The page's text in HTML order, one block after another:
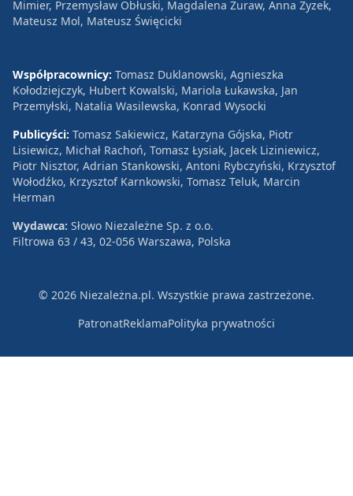
Mimier, Przemysław Obłuski, Magdalena Żuraw, Anna Zyzek,
Mateusz Mol, Mateusz Święcicki
Współpracownicy: Tomasz Duklanowski, Agnieszka
Kołodziejczyk, Hubert Kowalski, Mariola Łukawska, Jan
Przemyłski, Natalia Wasilewska, Konrad Wysocki
Publicyści: Tomasz Sakiewicz, Katarzyna Gójska, Piotr
Lisiewicz, Michał Rachoń, Tomasz Łysiak, Jacek Liziniewicz,
Piotr Nisztor, Adrian Stankowski, Antoni Rybczyński, Krzysztof
Wołodźko, Krzysztof Karnkowski, Tomasz Teluk, Marcin
Herman
Wydawca: Słowo Niezależne Sp. z o.o.
Filtrowa 63 / 43, 02-056 Warszawa, Polska
© 2026 Niezależna.pl. Wszystkie prawa zastrzeżone.
PatronatReklamaPolityka prywatności